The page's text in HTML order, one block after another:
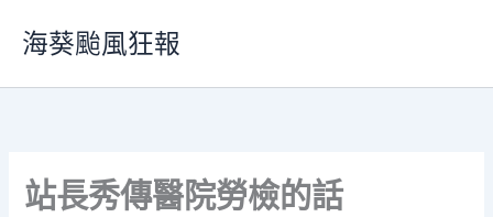
要
海葵颱風狂報
站長秀傳醫院勞檢的話